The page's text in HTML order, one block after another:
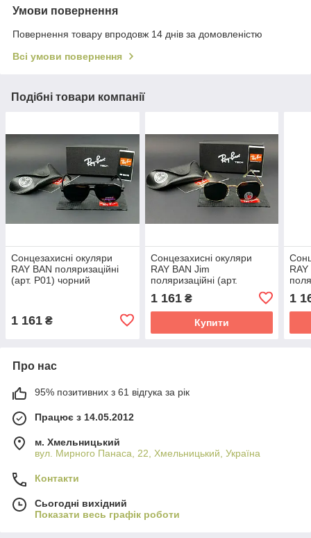
Умови повернення
Повернення товару впродовж 14 днів за домовленістю
Всі умови повернення
Подібні товари компанії
Сонцезахисні окуляри
RAY BAN поляризаційні
(арт. P01) чорний
1 161 ₴
Сонцезахисні окуляри
RAY BAN Jim
поляризаційні (арт.
оправа
1 161₴
Купити
1
Про нас
95% позитивних з 61 відгука за рік
Працює з 14.05.2012
м. Хмельницький
вул. Мирного Панаса, 22, Хмельницький, Україна
Контакти
Сьогодні вихідний
Показати весь графік роботи